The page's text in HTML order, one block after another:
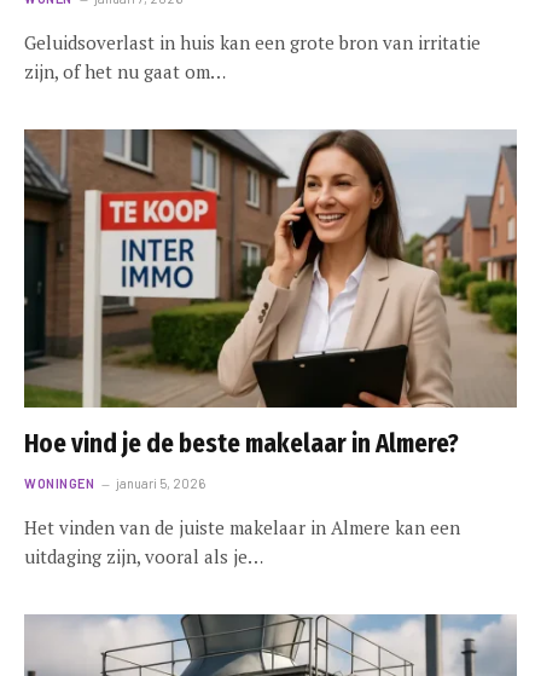
Geluidsoverlast in huis kan een grote bron van irritatie
zijn, of het nu gaat om…
Hoe vind je de beste makelaar in Almere?
WONINGEN januari 5, 2026
Het vinden van de juiste makelaar in Almere kan een
uitdaging zijn, vooral als je…